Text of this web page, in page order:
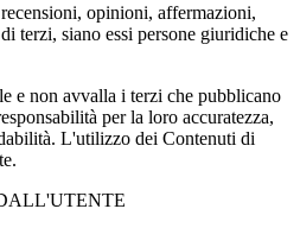
opinioni, affermazioni,
terzi, siano essi persone giuridiche e
e non avvalla i terzi che pubblicano
per la loro accuratezza,
L'utilizzo dei Contenuti di